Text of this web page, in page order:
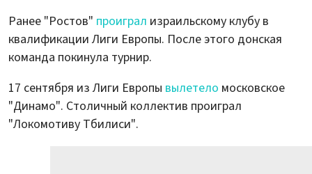
Ранее "Ростов" проиграл израильскому клубу в
квалификации Лиги Европы. После этого донская
команда покинула турнир.
17 сентября из Лиги Европы вылетело московское
"Динамо". Столичный коллектив проиграл
"Локомотиву Тбилиси".